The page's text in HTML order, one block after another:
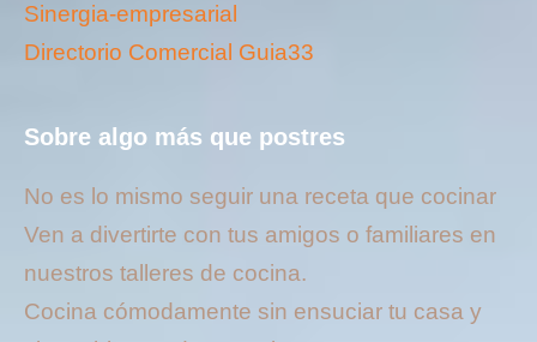
Sinergia-empresarial
Directorio Comercial Guia33
Sobre algo más que postres
No es lo mismo seguir una receta que cocinar
Ven a divertirte con tus amigos o familiares en
nuestros talleres de cocina.
Cocina cómodamente sin ensuciar tu casa y